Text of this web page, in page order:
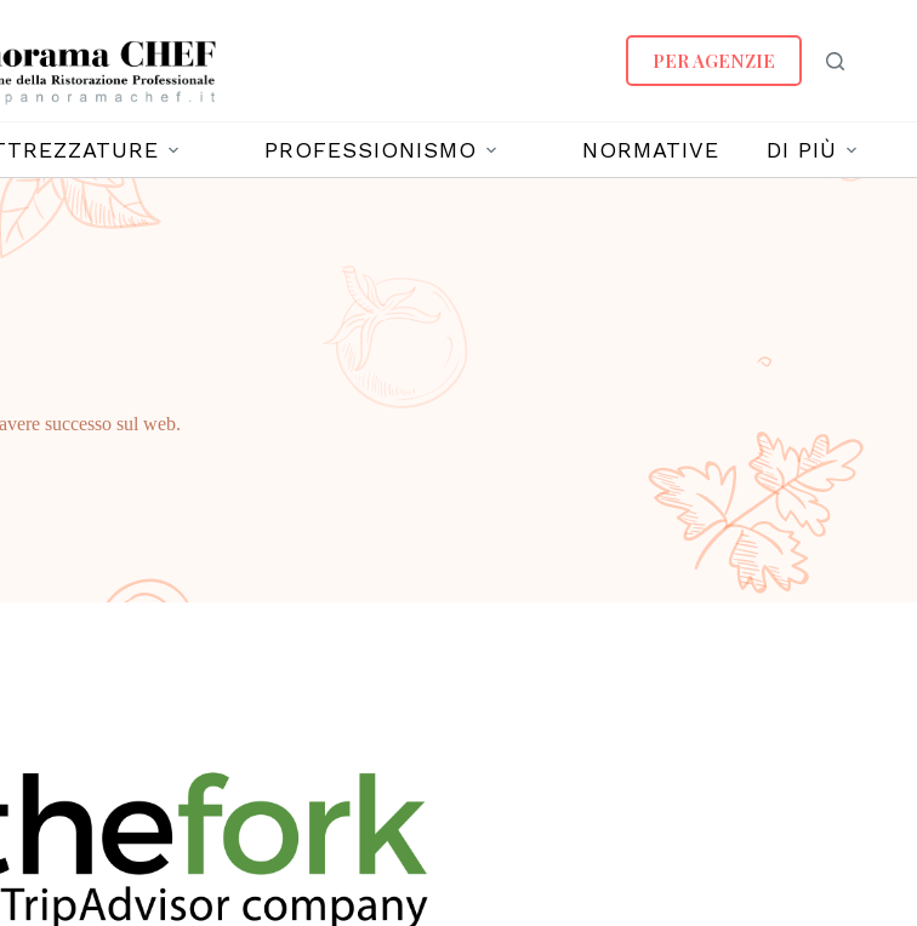
PER AGENZIE
PROFESSIONISMO NORMATIVE DI PIÙ
successo sul web.